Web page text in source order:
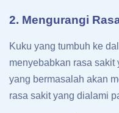
2. Mengurangi
Kuku yang tumbuh ke
menyebabkan rasa sakit
yang bermasalah akan
rasa sakit yang dialami